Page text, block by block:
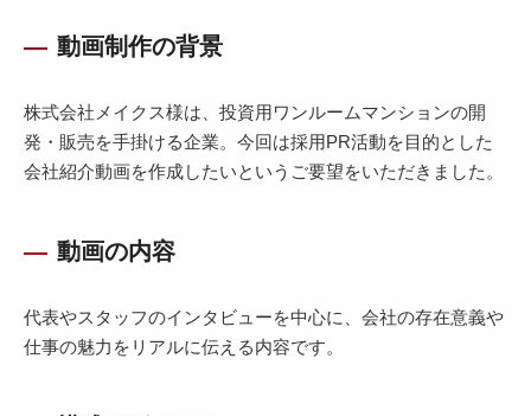
動画制作の背景
株式会社メイクス様は、投資用ワンルームマンションの開
発・販売を手掛ける企業。今回は採用PR活動を目的とした
会社紹介動画を作成したいというご要望をいただきました。
動画の内容
代表やスタッフのインタビューを中心に、会社の存在意義や
仕事の魅力をリアルに伝える内容です。